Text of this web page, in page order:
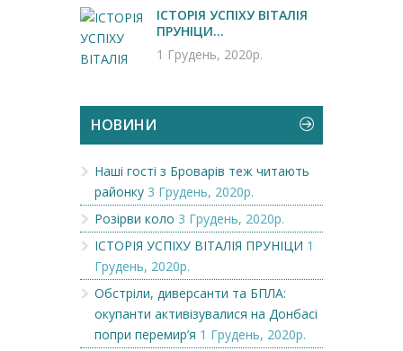
ІСТОРІЯ УСПІХУ ВІТАЛІЯ
ПРУНІЦИ...
1 Грудень, 2020р.
НОВИНИ
Наші гості з Броварів теж читають
районку 3 Грудень, 2020р.
Розірви коло 3 Грудень, 2020р.
ІСТОРІЯ УСПІХУ ВІТАЛІЯ ПРУНІЦИ 1
Грудень, 2020р.
Обстріли, диверсанти та БПЛА:
окупанти активізувалися на Донбасі
попри перемир’я 1 Грудень, 2020р.